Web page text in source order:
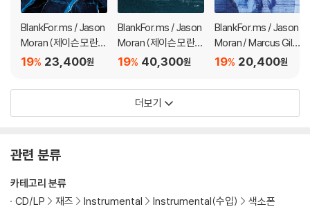
BlankFor.ms / Jason
Moran (제이슨 모란) /
Marcus Gilmore (마
s
23,400원
19%
BlankFor.ms / Jason
Moran (제이슨 모란) /
Marcus Gilmore (마
s [클리어 컬러 LP]
40,300원
19%
BlankFor.ms / Jason
Moran / Marcus Gilm
ore - Refract
20,400원
19%
더보기
관련 분류
카테고리 분류
CD/LP
재즈 Instrumental Instrumental(수입)
색소폰